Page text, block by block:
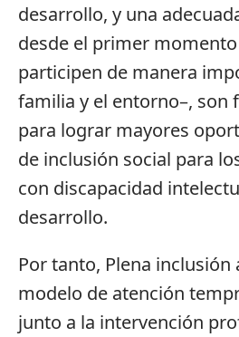
desarrollo, y una
desde el primer
participen de manera
familia y el entorno–, son
para lograr mayores
de inclusión social para
con discapacidad
desarrollo.
Por tanto, Plena inclusión
modelo de atención
junto a la intervención